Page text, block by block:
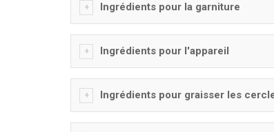
Ingrédients pour la garniture
Ingrédients pour l'appareil
Ingrédients pour graisser les